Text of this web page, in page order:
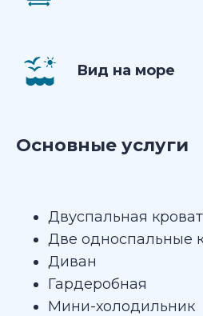
Вид на море
Основные услуги
Двуспальная
Две односпальные
Диван
Гардеробная
Мини-холодильник